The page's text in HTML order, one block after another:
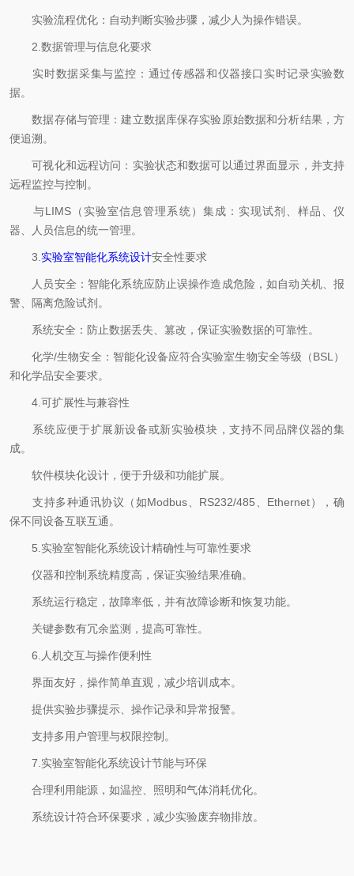
实验流程优化：自动判断实验步骤，减少人为操作错误。
2.数据管理与信息化要求
实时数据采集与监控：通过传感器和仪器接口实时记录实验数
据。
数据存储与管理：建立数据库保存实验原始数据和分析结果，方
便追溯。
可视化和远程访问：实验状态和数据可以通过界面显示，并支持
远程监控与控制。
与LIMS（实验室信息管理系统）集成：实现试剂、样品、仪
器、人员信息的统一管理。
3. 实验室智能化系统设计安全性要求
人员安全：智能化系统应防止误操作造成危险，如自动关机、报
警、隔离危险试剂。
系统安全：防止数据丢失、篡改，保证实验数据的可靠性。
化学/生物安全：智能化设备应符合实验室生物安全等级（BSL）
和化学品安全要求。
4.可扩展性与兼容性
系统应便于扩展新设备或新实验模块，支持不同品牌仪器的集
成。
软件模块化设计，便于升级和功能扩展。
支持多种通讯协议（如Modbus、RS232/485、Ethernet），确
保不同设备互联互通。
5.实验室智能化系统设计精确性与可靠性要求
仪器和控制系统精度高，保证实验结果准确。
系统运行稳定，故障率低，并有故障诊断和恢复功能。
关键参数有冗余监测，提高可靠性。
6.人机交互与操作便利性
界面友好，操作简单直观，减少培训成本。
提供实验步骤提示、操作记录和异常报警。
支持多用户管理与权限控制。
7.实验室智能化系统设计节能与环保
合理利用能源，如温控、照明和气体消耗优化。
系统设计符合环保要求，减少实验废弃物排放。